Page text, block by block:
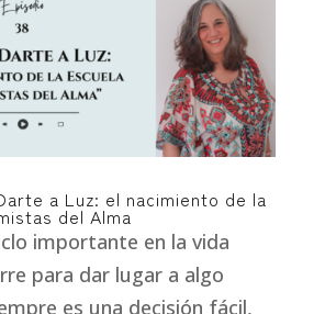
a Luz: el nacimiento de la
del Alma
importante en la vida
para dar lugar a algo
es una decisión fácil,